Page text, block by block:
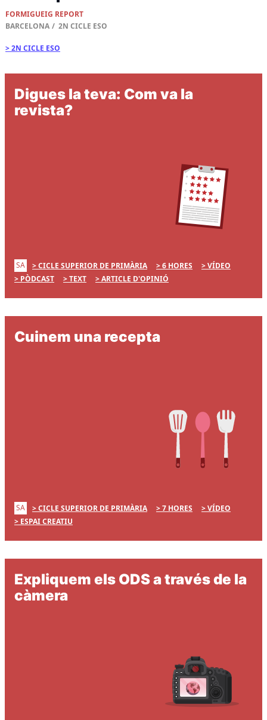
FORMIGUEIG REPORT
BARCELONA
2N CICLE ESO
2N CICLE ESO
Digues la teva: Com va la
revista?
SA CICLE SUPERIOR DE PRIMÀRIA 6 HORES
VÍDEO
PÒDCAST
TEXT ARTICLE D'OPINIÓ
Cuinem una recepta
SA CICLE SUPERIOR DE PRIMÀRIA 7 HORES
VÍDEO
ESPAI CREATIU
Expliquem els ODS a través de la
càmera